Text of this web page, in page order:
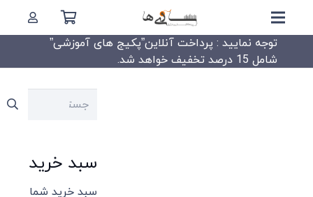
توجه نمایید : پرداخت آنلاین”پکیج های آموزشی”
شامل 15 درصد تخفیف خواهد شد.
جستجو
سبد خرید
سبد خرید شما